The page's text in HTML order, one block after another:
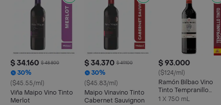
$ 34.160 $ 48.800
30%
($45.55/ml)
Viña Maipo Vino Tinto
Merlot
$ 34.370 $ 49.100
30%
($45.83/ml)
Maipo Vinavino Tinto
Cabernet Sauvignon
$ 93.000
($124/ml)
Ramón Bilbao Vino
Tinto Tempranillo
Crianza 750 ml
1 X 750 mL